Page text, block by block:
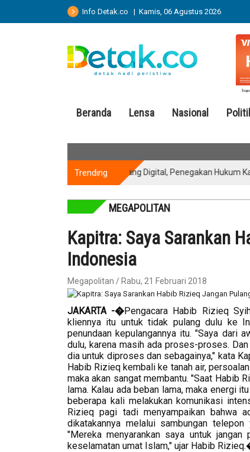
Info Detak.co | Kamis, 06 Agustus 2026
Beranda Lensa Nasional
Trending
Jaga Ruang Digital, Penegakan Hukum Kasus
MEGAPOLITAN
Kapitra: Saya Sarankan
Indonesia
Megapolitan / Rabu, 21 Februari 2018
JAKARTA -�Pengacara Habib Rizieq
kliennya itu untuk tidak pulang dulu ke
penundaan kepulangannya itu. "Saya dari
dulu, karena masih ada proses-proses.
dia untuk diproses dan sebagainya," kata
Habib Rizieq kembali ke tanah air,
maka akan sangat membantu. "Saat Habib
lama. Kalau ada beban lama, maka energi
beberapa kali melakukan komunikasi
Rizieq pagi tadi menyampaikan bahwa
dikatakannya melalui sambungan
"Mereka menyarankan saya untuk
keselamatan umat Islam," ujar Habib